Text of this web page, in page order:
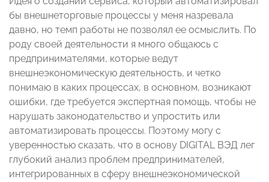
бы внешнеторговые процессы у меня назревала
давно, но темп работы не позволял ее осмыслить. По
роду своей деятельности я много общаюсь с
предпринимателями, которые ведут
внешнеэкономическую деятельность, и четко
понимаю в каких процессах, в основном, возникают
ошибки, где требуется экспертная помощь, чтобы не
нарушать законодательство и упростить или
автоматизировать процессы. Поэтому могу с
уверенностью сказать, что в основу DIGITAL ВЭД лег
глубокий анализ проблем предпринимателей,
интегрированных в сферу внешнеэкономической